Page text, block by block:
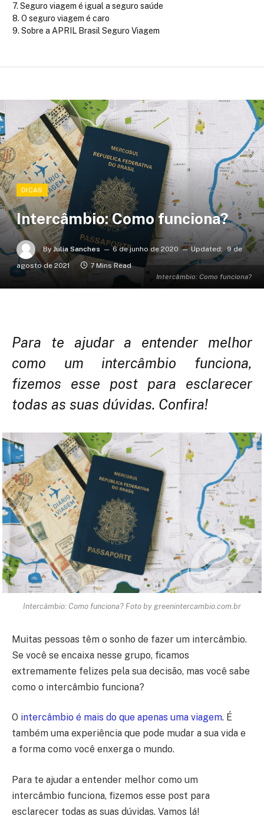
Seguro viagem é igual a seguro saúde
O seguro viagem é caro
Sobre a APRIL Brasil Seguro Viagem
Intercâmbio: Como funciona?
DICAS
Intercâmbio: Como funciona?
By Julia Sanches 6 de junho de 2020 Updated: 9 de
agosto de 2021
7 Mins Read
Para te ajudar a entender melhor
como um intercâmbio funciona,
fizemos esse post para esclarecer
todas as suas dúvidas. Confira!
Intercâmbio: Como funciona? Foto by greenintercambio.com.br
Muitas pessoas têm o sonho de fazer um intercâmbio.
Se você se encaixa nesse grupo, ficamos
extremamente felizes pela sua decisão, mas você sabe
como o intercâmbio funciona?
O intercâmbio é mais do que apenas uma viagem. É
também uma experiência que pode mudar a sua vida e
a forma como você enxerga o mundo.
Para te ajudar a entender melhor como um
intercâmbio funciona, fizemos esse post para
esclarecer todas as suas dúvidas. Vamos lá!